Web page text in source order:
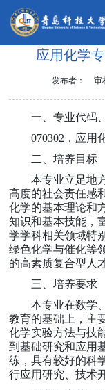
应用化学
发布者： 审
一、专业代码
070302 ，应用
二、培养目标
本专业立足地
高度的社会责任感
化学的基本理论和
知识和基本技能，
学学科相关领域特
绿色化学与催化等
的高素质复合型人才
三、培养要求
本专业在数学
教育的基础上，主
化学实验方法与技
到基础研究和应用
练，具有较好的科
行应用研究、技术